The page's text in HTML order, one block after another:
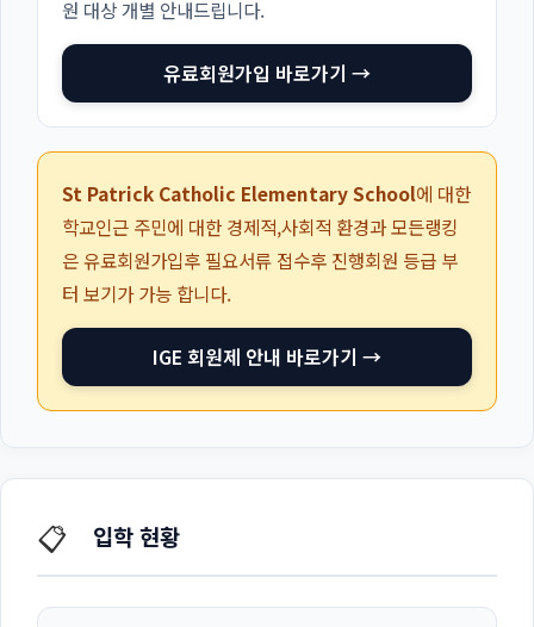
원 대상 개별 안내드립니다.
유료회원가입 바로가기 →
St Patrick Catholic Elementary School에 대한
학교인근 주민에 대한 경제적,사회적 환경과 모든랭킹
은 유료회원가입후 필요서류 접수후 진행회원 등급 부
터 보기가 가능 합니다.
IGE 회원제 안내 바로가기 →
📋 입학 현황